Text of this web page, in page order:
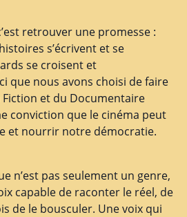
retrouver une promesse :
s’écrivent et se
se croisent et
que nous avons choisi de faire
Fiction et du Documentaire
conviction que le cinéma peut
et nourrir notre démocratie.
n’est pas seulement un genre,
capable de raconter le réel, de
de le bousculer. Une voix qui